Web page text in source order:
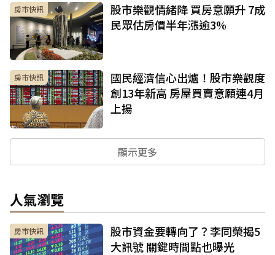
房市快訊
股市樂觀情緒降 買房意願升 7成
民眾估房價半年漲逾3%
房市快訊
國民經濟信心出爐！股市樂觀度
創13年新高 房屋買賣意願連4月
上揚
顯示更多
人氣瀏覽
房市快訊
股市資金要轉向了？李同榮揭5
大訊號 關鍵時間點也曝光